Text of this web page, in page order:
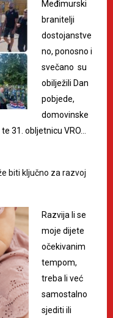
Međimurski
branitelji
dostojanstve
no, ponosno i
svečano su
obilježili Dan
pobjede,
domovinske
31. obljetnicu VRO…
biti ključno za razvoj
Razvija li se
moje dijete
očekivanim
tempom,
treba li već
samostalno
sjediti ili